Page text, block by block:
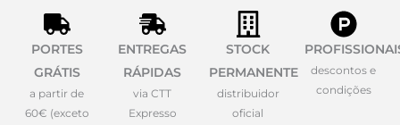
PORTES
GRÁTIS
a partir de
60€ (exceto
ENTREGAS
RÁPIDAS
via CTT
Expresso
STOCK
PERMANENTE
distribuidor
oficial
descontos e
condições